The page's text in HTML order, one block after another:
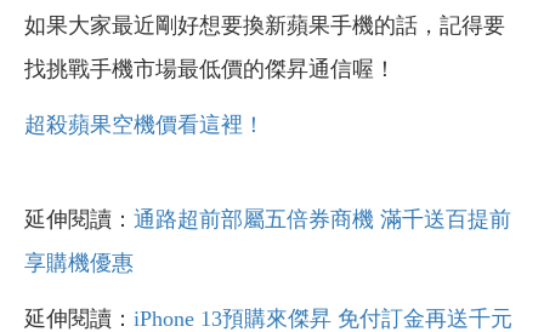
如果大家最近剛好想要換新蘋果手機的話，記得要
找挑戰手機市場最低價的傑昇通信喔！
超殺蘋果空機價看這裡！
延伸閱讀： 通路超前部屬五倍券商機 滿千送百提前
享購機優惠
延伸閱讀： iPhone 13預購來傑昇 免付訂金再送千元